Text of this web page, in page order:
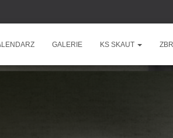
GALERIE KS SKAUT